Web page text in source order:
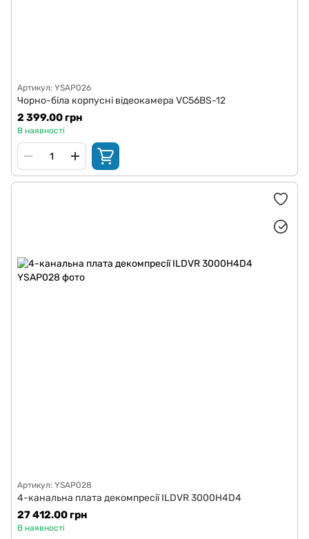
Артикул: YSAP026
Чорно-біла корпусні відеокамера VC56BS-12
2 399.00 грн
В наявності
Артикул: YSAP028
4-канальна плата декомпресії ILDVR 3000H4D4
27 412.00 грн
В наявності